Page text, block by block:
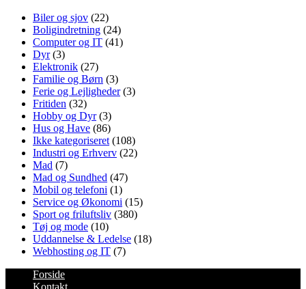
Biler og sjov (22)
Boligindretning (24)
Computer og IT (41)
Dyr(3)
Elektronik (27)
Familie og Børn (3)
Ferie og Lejligheder(3)
Fritiden (32)
Hobby og Dyr(3)
Hus og Have (86)
Ikke kategoriseret (108)
Industri og Erhverv (22)
Mad (7)
Mad og Sundhed (47)
Mobil og telefoni (1)
Service og Økonomi (15)
Sport og friluftsliv (380)
Tøj og mode (10)
Uddannelse & Ledelse (18)
Webhosting og IT (7)
Forside
Kontakt